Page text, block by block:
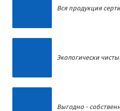
Вся продукция
Экологически
Выгодно -